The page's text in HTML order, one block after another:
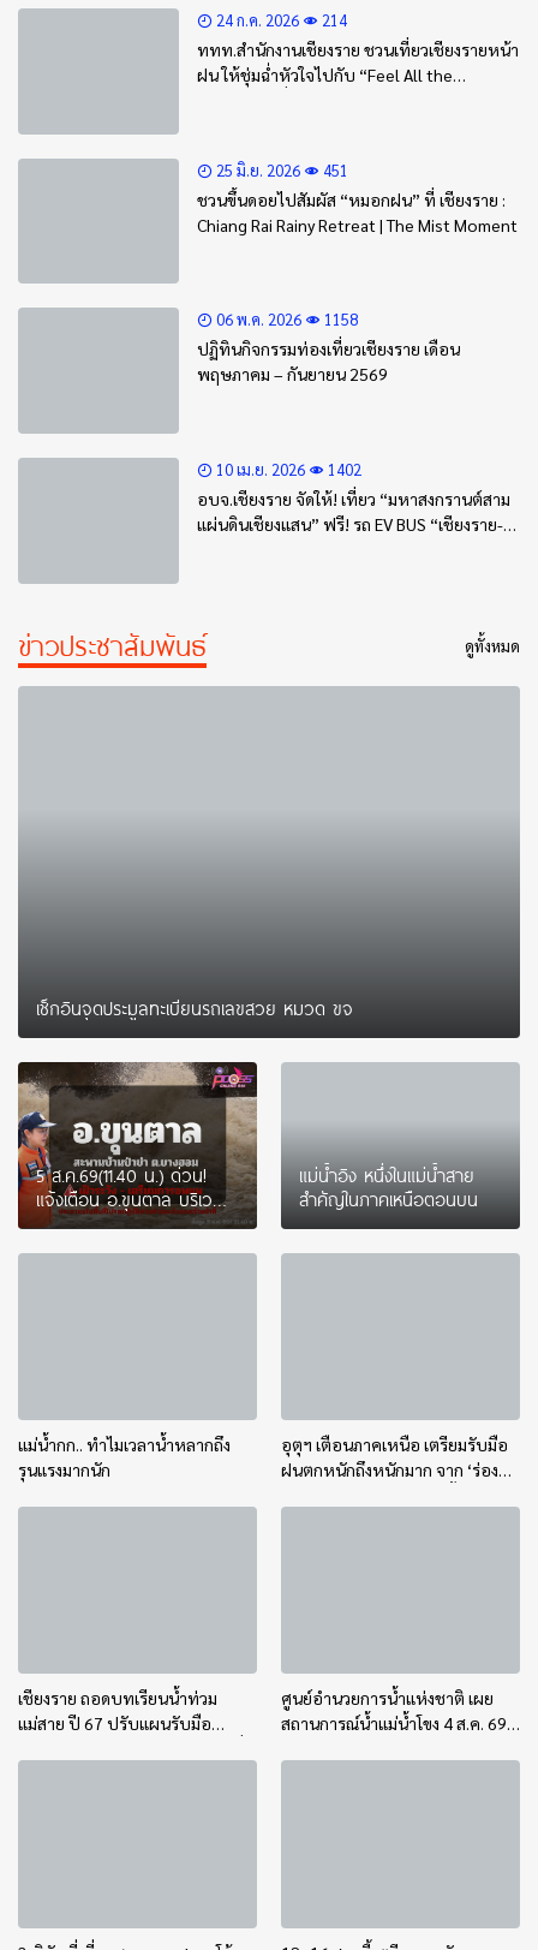
24 ก.ค. 2026 214
ททท.สำนักงานเชียงราย ชวนเที่ยวเชียงรายหน้า
ฝน ให้ชุ่มฉ่ำหัวใจไปกับ “Feel All the
25 มิ.ย. 2026 451
ชวนขึ้นดอยไปสัมผัส “หมอกฝน” ที่ เชียงราย :
Chiang Rai Rainy Retreat | The Mist Moment
06 พ.ค. 2026 1158
ปฏิทินกิจกรรมท่องเที่ยวเชียงราย เดือน
พฤษภาคม – กันยายน 2569
10 เม.ย. 2026 1402
อบจ.เชียงราย จัดให้! เที่ยว “มหาสงกรานต์สาม
แผ่นดินเชียงแสน” ฟรี! รถ EV BUS “เชียงราย-
ข่าวประชาสัมพันธ์ ดูทั้งหมด
เช็กอินจุดประมูลทะเบียนรถเลขสวย หมวด ขจ
5 ส.ค.69(11.40 น.) ด่วน!
แจ้งเตือน อ.ขุนตาล บริเวณ
สะพานบ้านป่าข่า ต.ยางฮอม
“เฝ้าระวัง – เตรียมการ
แม่น้ำอิง หนึ่งในแม่น้ำสาย
สำคัญในภาคเหนือตอนบน
แม่น้ำกก.. ทำไมเวลาน้ำหลากถึง
รุนแรงมากนัก
อุตุฯ เตือนภาคเหนือ เตรียมรับมือ
ฝนตกหนักถึงหนักมาก จาก ‘ร่อง
เชียงราย ถอดบทเรียนน้ำท่วม
แม่สาย ปี 67 ปรับแผนรับมือ
ศูนย์อำนวยการน้ำแห่งชาติ เผย
สถานการณ์น้ำแม่น้ำโขง 4 ส.ค. 69